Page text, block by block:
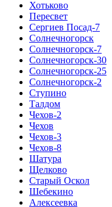
Хотьково
Пересвет
Сергиев Посад-7
Солнечногорск
Солнечногорск-7
Солнечногорск-30
Солнечногорск-25
Солнечногорск-2
Ступино
Талдом
Чехов-2
Чехов
Чехов-3
Чехов-8
Шатура
Щелково
Старый Оскол
Шебекино
Алексеевка